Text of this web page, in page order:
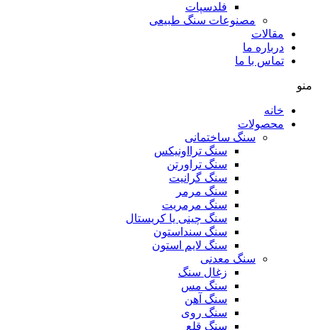
فلدسپات
مصنوعات سنگ طبیعی
مقالات
درباره ما
تماس با ما
منو
خانه
محصولات
سنگ ساختمانی
سنگ ترااونیکس
سنگ تراورتن
سنگ گرانیت
سنگ مرمر
سنگ مرمریت
سنگ چینی یا کریستال
سنگ سنداستون
سنگ لایم استون
سنگ معدنی
زغال سنگ
سنگ مس
سنگ آهن
سنگ روی
سنگ قلع